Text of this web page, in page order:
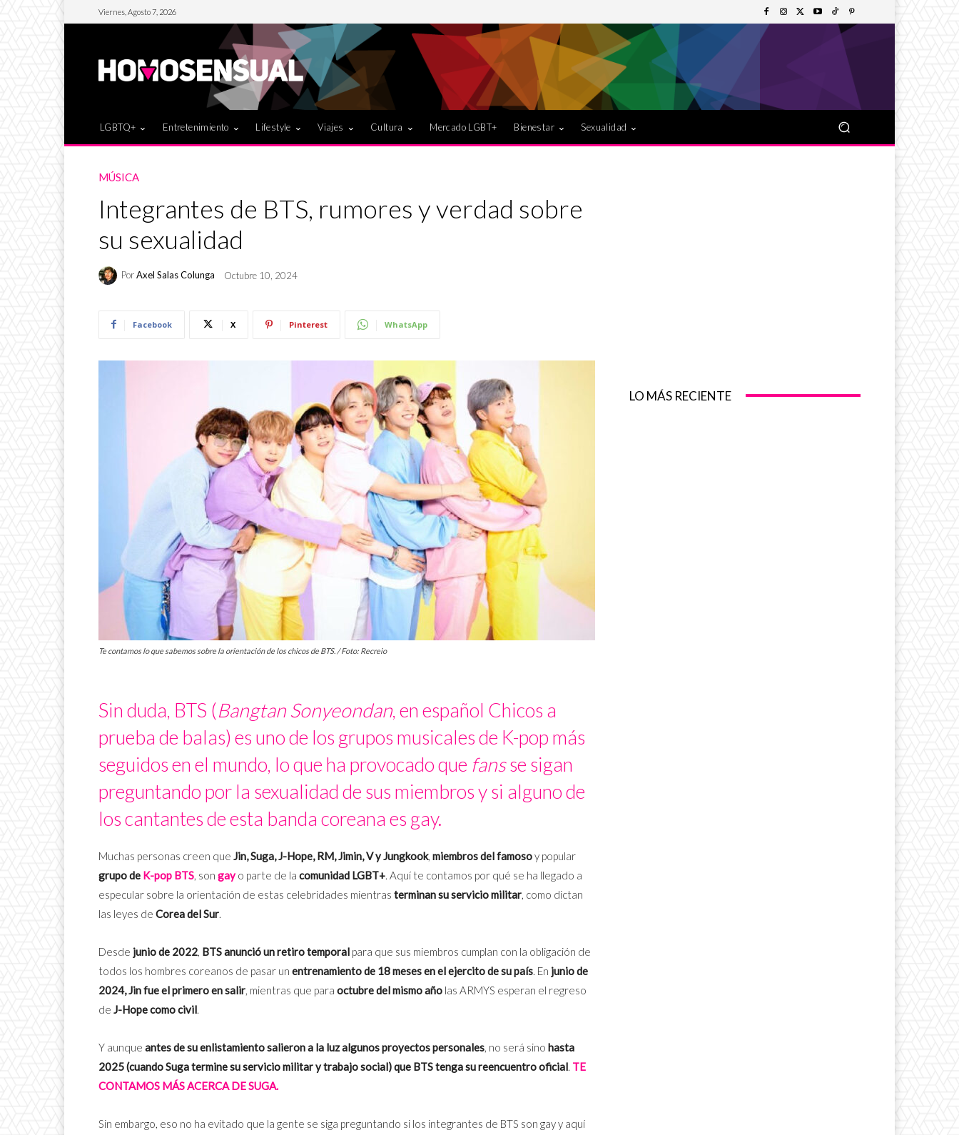
Viernes, Agosto 7, 2026
LGBTQ+ Entretenimiento Lifestyle Viajes Cultura Mercado LGBT+ Bienestar Sexualidad
MÚSICA
Integrantes de BTS, rumores y verdad sobre
su sexualidad
PorAxel Salas Colunga Octubre 10, 2024
Facebook X Pinterest WhatsApp
Te contamos lo que sabemos sobre la orientación de los chicos de BTS. / Foto: Recreio
Sin duda, BTS (Bangtan Sonyeondan, en español Chicos a
prueba de balas) es uno de los grupos musicales de K-pop más
seguidos en el mundo, lo que ha provocado que fansse sigan
preguntando por la sexualidad de sus miembros y si alguno de
los cantantes de esta banda coreana es gay.
Muchas personas creen que Jin, Suga, J-Hope, RM, Jimin, V y Jungkook, miembros delfamosoy popular
grupo de K-pop BTS, son gayo parte de la comunidad LGBT+. Aquí te contamos por qué se ha llegado a
especular sobre la orientación de estas celebridades mientras terminan su servicio militar, como dictan
las leyes de Corea del Sur.
Desde junio de 2022, BTS anunció un retiro temporal para que sus miembros cumplan con la obligación de
todos los hombres coreanos de pasar un entrenamiento de 18 meses en el ejercito de su país. En junio de
2024, Jin fue el primero en salir, mientras que para octubre del mismo año las ARMYS esperan el regreso
de J-Hope como civil.
Y aunque antes de su enlistamiento salieron a la luz algunos proyectos personales, no será sino hasta
2025 (cuando Suga termine su servicio militar y trabajo social) que BTS tenga su reencuentro oficial. TE
CONTAMOS MÁS ACERCA DE SUGA.
Sin embargo, eso no ha evitado que la gente se siga preguntando si los integrantes de BTS son gay y aquí
LO MÁS RECIENTE